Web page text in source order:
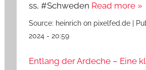
ss, #Schweden Read more »
Source: heinrich on pixelfed.de |
2024 - 20:59
Entlang der Ardeche – Eine